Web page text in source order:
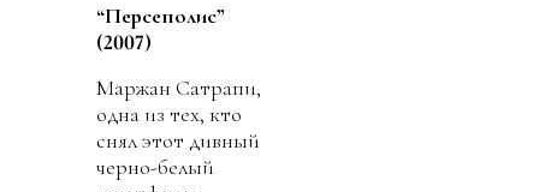
“Персеполис”
(2007)
Маржан Сатрапи,
одна из тех, кто
снял этот дивный
черно-белый